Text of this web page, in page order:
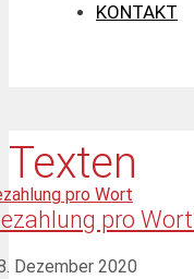
KONTAKT
Texten
pro
Dezember 2020